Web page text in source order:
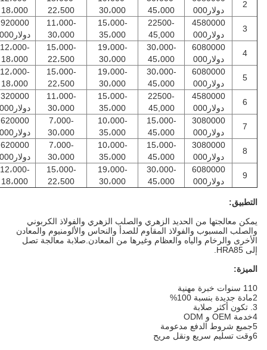
دولار000
45،000
30،000
22،500
18،000
4580000
دولار000
22500-
45,000
15،000-
35،000
11،000-
30،000
920000
دولار000
6080000
دولار000
30،000-
45،000
19،000-
30،000
15،000-
22،500
12،000-
18،000
6080000
دولار000
30،000-
45،000
19،000-
30،000
15،000-
22،500
12،000-
18،000
4580000
دولار000
22500-
45,000
15،000-
35،000
11،000-
30،000
320000
دولار000
3080000
دولار000
15،000-
45،000
10،000-
35،000
7،000-
30،000
620000
دولار000
3080000
دولار000
15،000-
45،000
10،000-
35،000
7،000-
30،000
620000
دولار000
6080000
دولار000
30،000-
45،000
19،000-
30،000
15،000-
22،500
12،000-
18،000
التطبيق:
يمكن معالجتها من الحديد الزهري والصلب الزهري والفولاذ الكربوني
والصلب المسبوب والفولاذ المقاوم للصدأ والنحاس والألومنيوم والمعادن
الأخرى والرخام والياه والعظام وغيرها من المعادن.صلابة معالجة تصل
إلى HRA85.
الميزة:
110 سنوات خبرة مهنية